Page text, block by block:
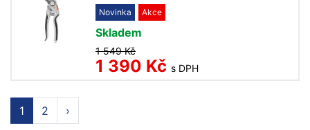
Novinka Akce
Skladem
1 549 Kč
1 390 Kč s DPH
1 2 ›